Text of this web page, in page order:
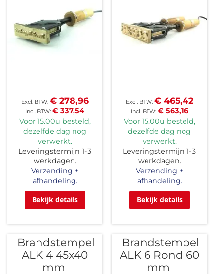
€ 337,54
€ 278,96
Voor 15.00u besteld,
dezelfde dag nog
verwerkt.
Leveringstermijn 1-3
werkdagen.
Verzending +
afhandeling.
Bekijk details
€ 563,16
€ 465,42
Voor 15.00u besteld,
dezelfde dag nog
verwerkt.
Leveringstermijn 1-3
werkdagen.
Verzending +
afhandeling.
Bekijk details
Brandstempel
ALK 4 45x40
mm
Brandstempel
ALK 6 Rond 60
mm